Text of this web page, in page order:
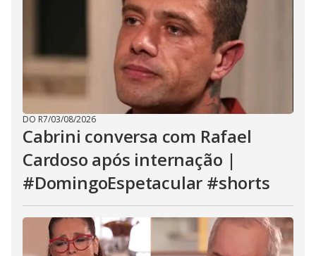
DO R7/03/08/2026
Cabrini conversa com Rafael
Cardoso após internação |
#DomingoEspetacular #shorts